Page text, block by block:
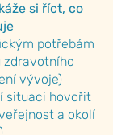
si říct, co
potřebám
vývoje)
situaci hovořit
a okolí